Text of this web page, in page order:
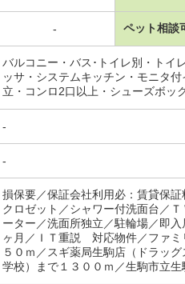
- ペット相談
バルコニー・バス･トイレ別・トイ
ッサ・システムキッチン・モニタ
立・コンロ2口以上・シューズボッ
-
-
損保要／保証会社利用必：賃貸保
クロゼット／シャワー付洗面台／
ーター／洗面所独立／駐輪場／即
ヶ月／ＩＴ重説 対応物件／ファミ
５０ｍ／スギ薬局生駒店（ドラッ
学校）まで１３００ｍ／生駒市立